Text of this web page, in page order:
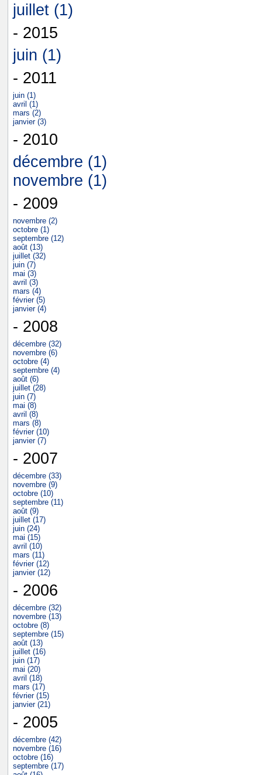
juillet (1)
- 2015
juin (1)
- 2011
juin (1)
avril (1)
mars (2)
janvier (3)
- 2010
décembre (1)
novembre (1)
- 2009
novembre (2)
octobre (1)
septembre (12)
août (13)
juillet (32)
juin (7)
mai (3)
avril (3)
mars (4)
février (5)
janvier (4)
- 2008
décembre (32)
novembre (6)
octobre (4)
septembre (4)
août (6)
juillet (28)
juin (7)
mai (8)
avril (8)
mars (8)
février (10)
janvier (7)
- 2007
décembre (33)
novembre (9)
octobre (10)
septembre (11)
août (9)
juillet (17)
juin (24)
mai (15)
avril (10)
mars (11)
février (12)
janvier (12)
- 2006
décembre (32)
novembre (13)
octobre (8)
septembre (15)
août (13)
juillet (16)
juin (17)
mai (20)
avril (18)
mars (17)
février (15)
janvier (21)
- 2005
décembre (42)
novembre (16)
octobre (16)
septembre (17)